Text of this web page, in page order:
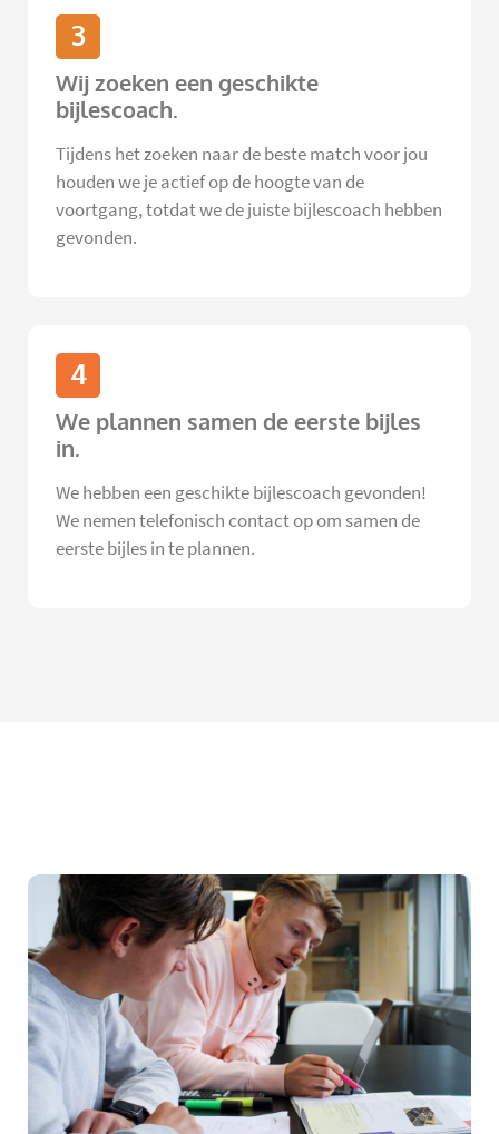
3
Wij zoeken een geschikte
bijlescoach.
Tijdens het zoeken naar de beste match voor jou
houden we je actief op de hoogte van de
voortgang, totdat we de juiste bijlescoach hebben
gevonden.
4
We plannen samen de eerste bijles
in.
We hebben een geschikte bijlescoach gevonden!
We nemen telefonisch contact op om samen de
eerste bijles in te plannen.